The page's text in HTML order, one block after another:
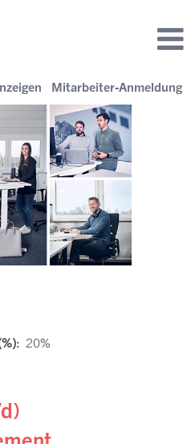
Mitarbeiter-Anmeldung
20%